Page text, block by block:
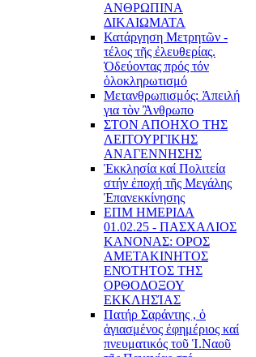
ΑΝΘΡΩΠΙΝΑ
ΔΙΚΑΙΩΜΑΤΑ
Κατάργηση Μετρητῶν -
τέλος τῆς ἐλευθερίας.
Ὁδεύοντας πρός τόν
ὁλοκληρωτισμό
Μετανθρωπισμός: Ἀπειλή
για τὸν Ἂνθρωπο
ΣΤΟΝ ΑΠΟΗΧΟ ΤΗΣ
ΛΕΙΤΟΥΡΓΙΚΗΣ
ΑΝΑΓΕΝΝΗΣΗΣ
Ἐκκλησία καί Πολιτεία
στήν ἐποχή τῆς Μεγάλης
Ἐπανεκκίνησης
ΕΠΜ ΗΜΕΡΙΔΑ
01.02.25 - ΠΑΣΧΑΛΙΟΣ
ΚΑΝΟΝΑΣ: ΟΡΟΣ
ΑΜΕΤΑΚΙΝΗΤΟΣ
ΕΝΌΤΗΤΟΣ ΤΗΣ
ΟΡΘΟΔΟΞΟΥ
ΕΚΚΛΗΣΊΑΣ
Πατήρ Σαράντης , ὁ
ἁγιασμένος ἐφημέριος καί
πνευματικός τοῦ Ἱ.Ναοῦ